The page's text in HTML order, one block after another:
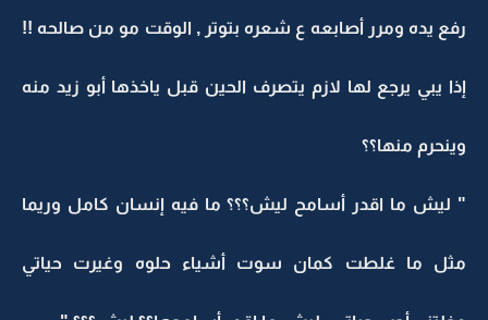
رفع يده ومرر أصابعه ع شعره بتوتر , الوقت مو من صالحه !!
إذا يبي يرجع لها لازم يتصرف الحين قبل ياخذها أبو زيد منه
وينحرم منها؟؟
" ليش ما اقدر أسامح ليش؟؟؟ ما فيه إنسان كامل وريما
مثل ما غلطت كمان سوت أشياء حلوه وغيرت حياتي